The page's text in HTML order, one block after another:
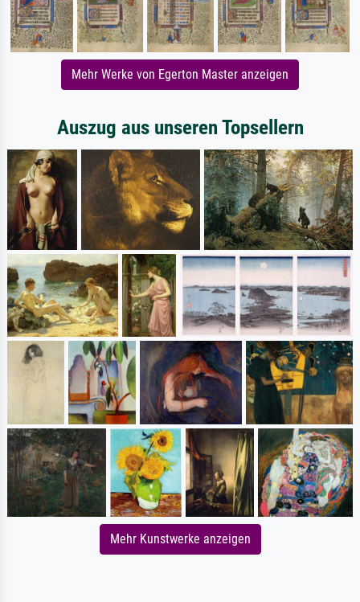
Mehr Werke von Egerton Master anzeigen
Auszug aus unseren Topsellern
Mehr Kunstwerke anzeigen